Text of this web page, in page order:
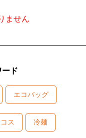
ません
ード
エコバッグ
ス 冷麺